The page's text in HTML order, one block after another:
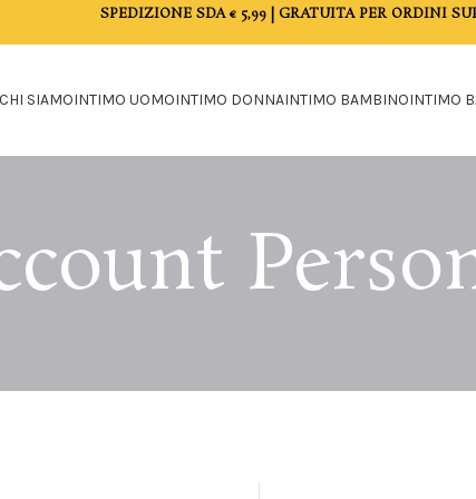
SPEDIZIONE SDA € 5,99 | GRATUITA PER ORDINI
CHI SIAMOINTIMO UOMOINTIMO DONNAINTIMO BAMBINOINTIMO